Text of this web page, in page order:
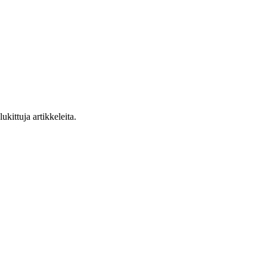
artikkeleita.